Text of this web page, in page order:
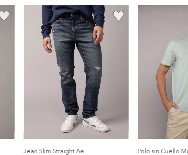
Jean Slim Straight Ae Polo sin Cuello